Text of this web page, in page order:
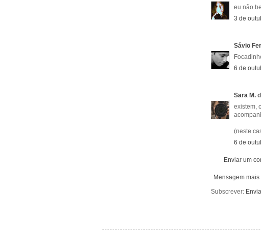
eu não
3 de
Sávio
6 de
Sara M.
existem,
(neste
6 de
Enviar um
Mensagem mais
Subscrever: